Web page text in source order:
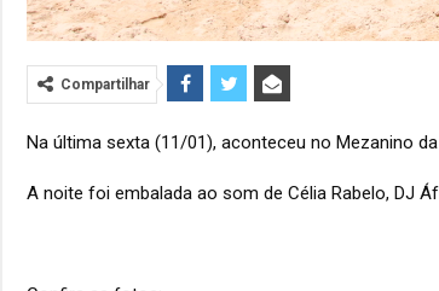
Compartilhar
Na última sexta (11/01), aconteceu no Mezanino
A noite foi embalada ao som de Célia Rabelo, DJ